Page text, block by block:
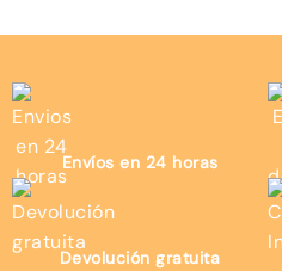
Envíos en 24 horas
Devolución gratuita